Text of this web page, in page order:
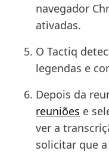
navegador
ativadas.
O Tactiq
legendas e
Depois da
reuniões e
ver a
solicitar que